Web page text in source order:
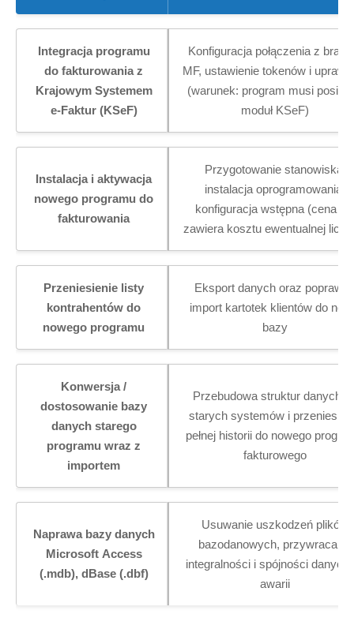
Integracja programu
do fakturowania z
Krajowym Systemem
e-Faktur (KSeF)
Konfiguracja połączenia z
MF, ustawienie tokenów i
(warunek: program musi
moduł KSeF)
Instalacja i aktywacja
nowego programu do
fakturowania
Przygotowanie stanowiska,
instalacja oprogramowania,
konfiguracja wstępna (cena
zawiera kosztu ewentualnej
Przeniesienie listy
kontrahentów do
nowego programu
Eksport danych oraz
import kartotek klientów do
bazy
Konwersja /
dostosowanie bazy
danych starego
programu wraz z
importem
Przebudowa struktur danych
starych systemów i
pełnej historii do nowego
fakturowego
Naprawa bazy danych
Microsoft Access
(.mdb), dBase (.dbf)
Usuwanie uszkodzeń plików
bazodanowych, przywracanie
integralności i spójności danych
awarii